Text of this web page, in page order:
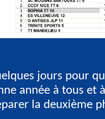
jours pour
année à tous et
la deuxième